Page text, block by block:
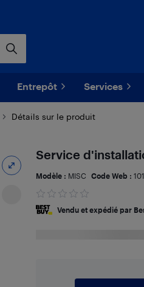
Entrepôt Services
Détails sur le produit
Service
Modèle : MISC Code Web :
Vendu et expédié par